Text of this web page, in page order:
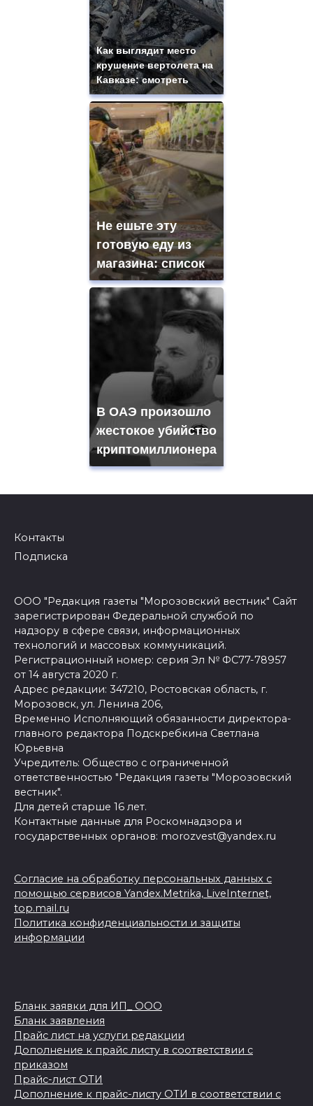
Как выглядит место
крушение вертолета на
Кавказе: смотреть
Не ешьте эту
готовую еду из
магазина: список
В ОАЭ произошло
жестокое убийство
криптомиллионера
Контакты
Подписка
ООО "Редакция газеты "Морозовский вестник" Сайт
зарегистрирован Федеральной службой по
надзору в сфере связи, информационных
технологий и массовых коммуникаций.
Регистрационный номер: серия Эл № ФС77-78957
от 14 августа 2020 г.
Адрес редакции: 347210, Ростовская область, г.
Морозовск, ул. Ленина 206,
Временно Исполняющий обязанности директора-
главного редактора Подскребкина Светлана
Юрьевна
Учредитель: Общество с ограниченной
ответственностью "Редакция газеты "Морозовский
вестник".
Для детей старше 16 лет.
Контактные данные для Роскомнадзора и
государственных органов: morozvest@yandex.ru
Согласие на обработку персональных данных с
помощью сервисов Yandex.Metrika, LiveInternet,
top.mail.ru
Политика конфиденциальности и защиты
информации
Бланк заявки для ИП_ ООО
Бланк заявления
Прайс лист на услуги редакции
Дополнение к прайс листу в соответствии с
приказом
Прайс-лист ОТИ
Дополнение к прайс-листу ОТИ в соответствии с